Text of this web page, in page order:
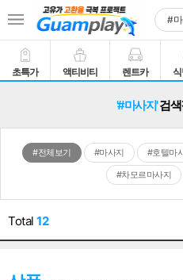
초특가 액티비티 렌트카
'#마사지'검색
#전체보기 #마사지 #호텔마
#차모르마사지
Total 12